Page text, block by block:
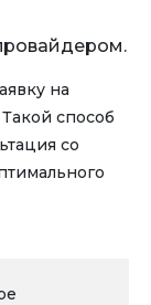
на
способ
со